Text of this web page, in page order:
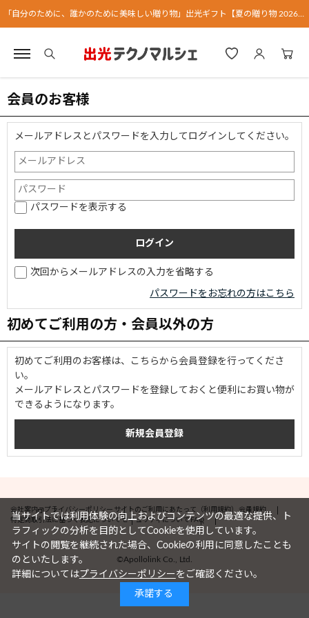
会員のお客様
メールアドレスとパスワードを入力してログインしてください。
パスワードを表示する
次回からメールアドレスの入力を省略する
パスワードをお忘れの方はこちら
初めてご利用の方・会員以外の方
初めてご利用のお客様は、こちらから会員登録を行ってくださ
い。
メールアドレスとパスワードを登録しておくと便利にお買い物が
できるようになります。
会社案内 プライバシーポリシー サイトのご利用にあたって（利用規約） 会員規約
特定商取引法に基づく表記についてセキュリティについてFAQ
©Apollolink Co., Ltd.
当サイトでは利用体験の向上およびコンテンツの最適な提供、ト
ラフィックの分析を目的としてCookieを使用しています。
サイトの閲覧を継続された場合、Cookieの利用に同意したことも
のといたします。
詳細についてはプライバシーポリシーをご確認ください。
承諾する